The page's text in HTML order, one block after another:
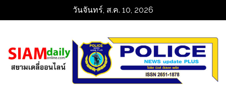
วันจันทร์, ส.ค. 10, 2026